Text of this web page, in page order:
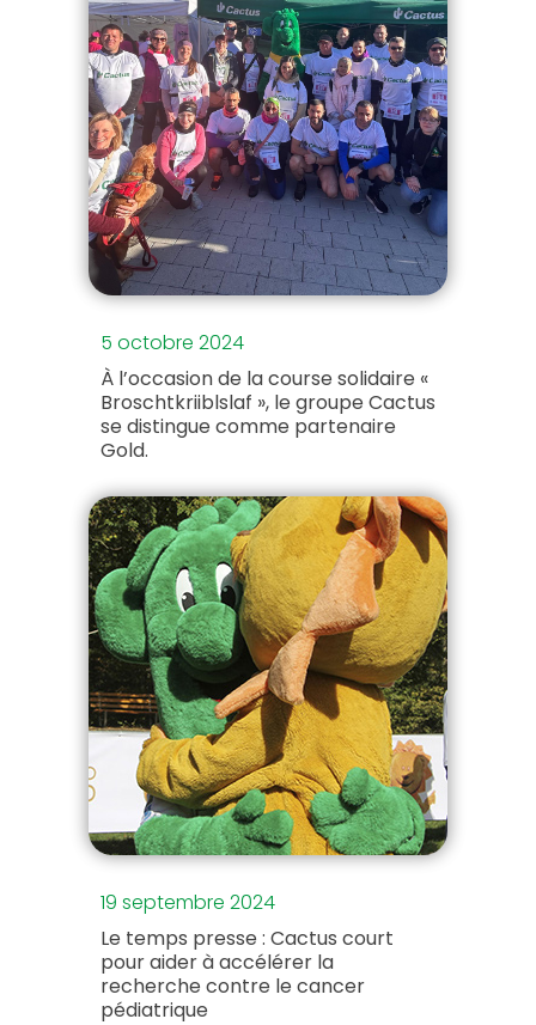
5 octobre 2024
À l’occasion de la course solidaire «
Broschtkriiblslaf », le groupe Cactus
se distingue comme partenaire
Gold.
19 septembre 2024
Le temps presse : Cactus court
pour aider à accélérer la
recherche contre le cancer
pédiatrique